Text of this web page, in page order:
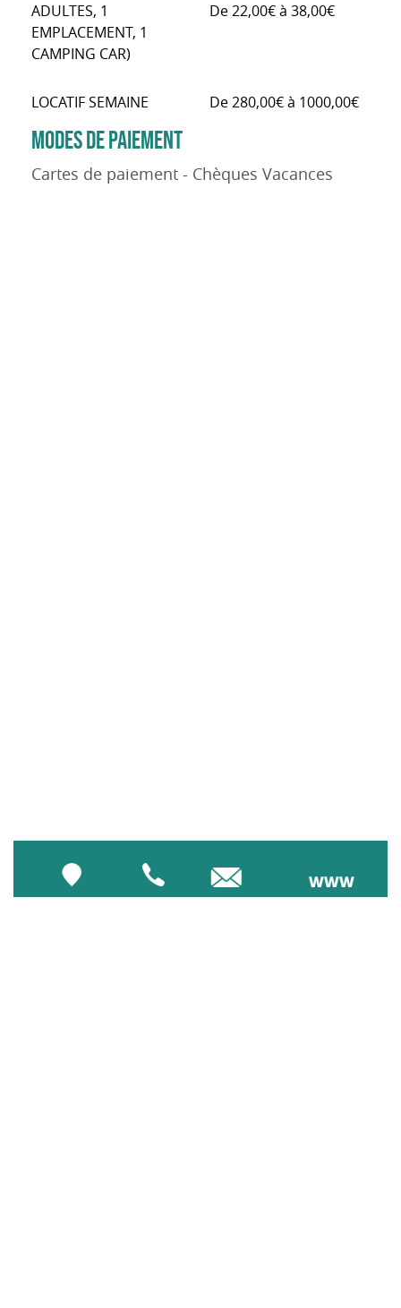
ADULTES, 1
EMPLACEMENT, 1
CAMPING CAR)
De 22,00€ à 38,00€
LOCATIF SEMAINE De 280,00€ à 1000,00€
MODES DE PAIEMENT
Cartes de paiement - Chèques Vacances